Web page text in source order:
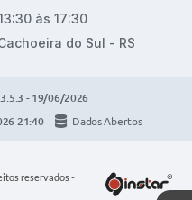
às 17:30
do Sul - RS
3.5.3 - 19/06/2026
21:40 Dados Abertos
reservados -